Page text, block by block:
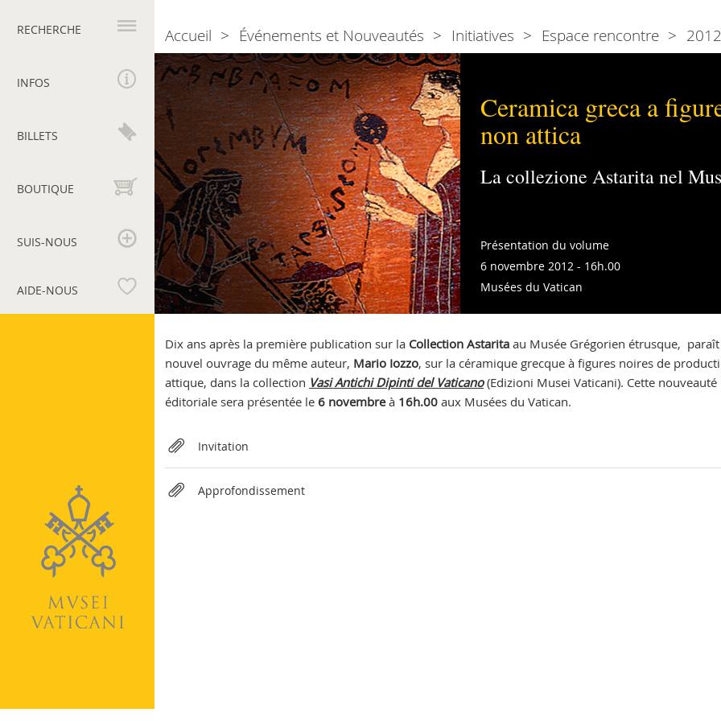
principale
RECHERCHE
INFOS
BILLETS
BOUTIQUE
SUIS-NOUS
AIDE-NOUS
Ceramica
greca
figure
nere
di
produzione
non
attica
Ceramica greca a
non attica
La collezione Astarita nel
Présentation du volume
6 novembre 2012 - 16h.00
Musées du Vatican
Dix ans après la première publication sur la Collection Astaritaau Musée Grégorien étrusque,
nouvel ouvrage du même auteur, Mario Iozzo, sur la céramique grecque à figures noires de
attique, dans la collection Vasi Antichi Dipinti del Vaticano(Edizioni Musei Vaticani). Cette nouveauté
éditoriale sera présentée le 6 novembreà 16h.00aux Musées du Vatican.
Relateds
Invitation
Approfondissement
Breadcrumb
Accueil Événements et Nouveautés Initiatives Espace rencontre 2012